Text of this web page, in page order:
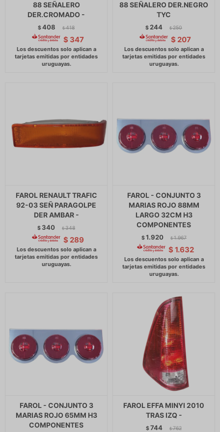
88 SEÑALERO
DER.CROMADO -
$408 $ 418
$ 347
88 SEÑALERO DER.NEGRO
TYC
$ 244 $ 250
$ 207
FAROL RENAULT TRAFIC
92-03 SEÑ PARAGOLPE
DER AMBAR -
$ 340 $ 348
$ 289
FAROL - CONJUNTO 3
MARIAS ROJO 88MM
LARGO 32CM H3
COMPONENTES
$1.920 $ 1.967
$ 1.632
FAROL - CONJUNTO 3
MARIAS ROJO 65MM H3
COMPONENTES
FAROL EFFA MINYI 2010
TRAS IZQ -
$744 $ 762